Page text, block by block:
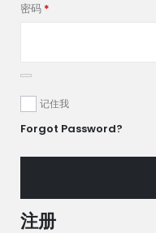
密码 *
记住我
Forgot Password?
注册